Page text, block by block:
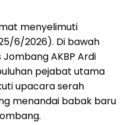
menyelimuti
6/2026). Di bawah
AKBP Ardi
puluhan pejabat utama
upacara serah
menandai babak baru